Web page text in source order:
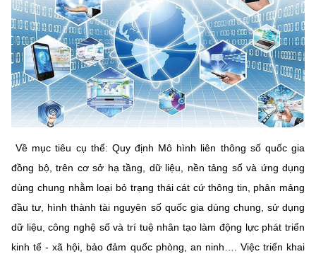
Vietnamese English
BỘ KHOA HỌC VÀ CÔNG NGHỆ
MINISTRY OF SCIENCE AND TECHNOLOGY
Giám đốc Trung tâm Truyền thông Khoa học và Công nghệ.
Liên hệ
Địa chỉ: Ban Biên tập Cổng TTĐT - 18 Nguyễn Du, TP. Hà Nội
Về mục tiêu cụ thể: Quy định Mô hình liên thông số quốc gia
đồng bộ, trên cơ sở hạ tầng, dữ liệu, nền tảng số và ứng dụng
dùng chung nhằm loại bỏ trạng thái cát cứ thông tin, phân mảng
đầu tư, hình thành tài nguyên số quốc gia dùng chung, sử dụng
dữ liệu, công nghệ số và trí tuệ nhân tạo làm động lực phát triển
kinh tế - xã hội, bảo đảm quốc phòng, an ninh…. Việc triển khai